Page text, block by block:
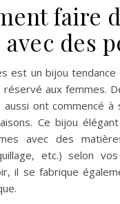
faire
des
aux femmes.
ont commencé à
Ce bijou
avec des
etc.) selon
il se fabrique